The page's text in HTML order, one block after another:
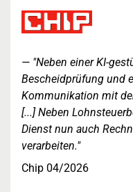
"Neben einer KI-
Bescheidprüfung und
Kommunikation mit
[...] Neben
Dienst nun auch
verarbeiten."
Chip 04/2026